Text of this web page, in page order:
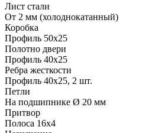
Лист стали
От 2 мм (холоднокатанный)
Коробка
Профиль 50х25
Полотно двери
Профиль 40х25
Ребра жесткости
Профиль 40х25, 2 шт.
Петли
На подшипнике Ø 20 мм
Притвор
Полоса 16х4